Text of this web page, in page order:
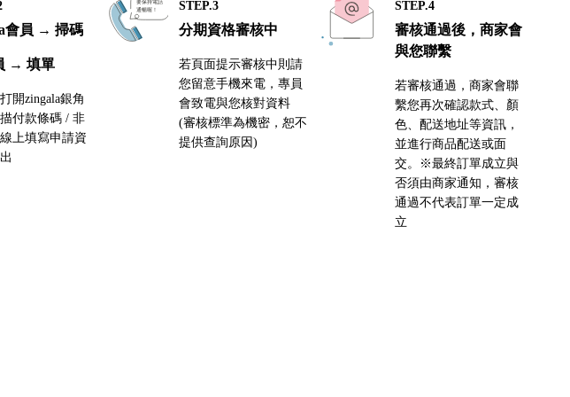
會員 → 掃碼
→ 填單
開zingala銀角
付款條碼 / 非
上填寫申請資
STEP.3
分期資格審核中
若頁面提示審核中則請
您留意手機來電，專員
會致電與您核對資料
(審核標準為機密，恕不
提供查詢原因)
STEP.4
審核通過後，商家會
與您聯繫
若審核通過，商家會聯
繫您再次確認款式、顏
色、配送地址等資訊，
並進行商品配送或面
交。※最終訂單成立與
否須由商家通知，審核
通過不代表訂單一定成
立